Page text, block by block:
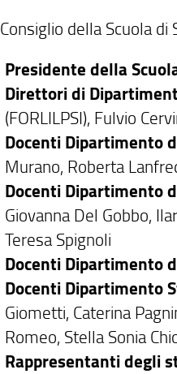
della Scuola
Presidente della
Direttori di
(FORLILPSI), Fulvio
Docenti Dipartimento
Murano, Roberta
Docenti Dipartimento
Giovanna Del Gobbo,
Teresa Spignoli
Docenti Dipartimento
Docenti Dipartimento
Giometti, Caterina
Romeo, Stella Sonia
Rappresentanti degli